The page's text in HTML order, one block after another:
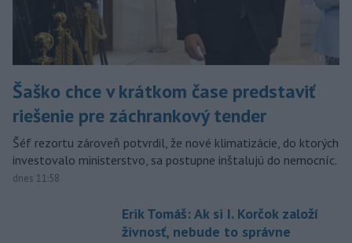
Šaško chce v krátkom čase predstaviť
riešenie pre záchrankový tender
Šéf rezortu zároveň potvrdil, že nové klimatizácie, do ktorých
investovalo ministerstvo, sa postupne inštalujú do nemocníc.
dnes 11:58
Erik Tomáš: Ak si I. Korčok založí
živnosť, nebude to správne